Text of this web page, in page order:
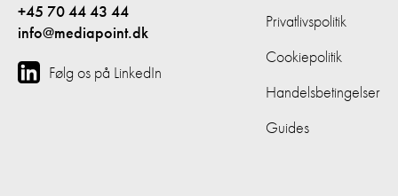
+45 70 44 43 44
info@mediapoint.dk
Følg os på LinkedIn
Privatlivspolitik
Cookiepolitik
Handelsbetingelser
Guides